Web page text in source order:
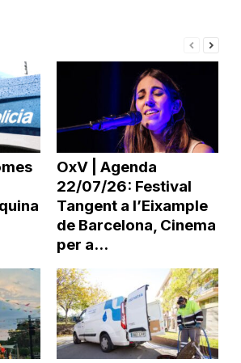
OxV | Agenda
22/07/26: Festival
Tangent a l’Eixample
de Barcelona, Cinema
per a...